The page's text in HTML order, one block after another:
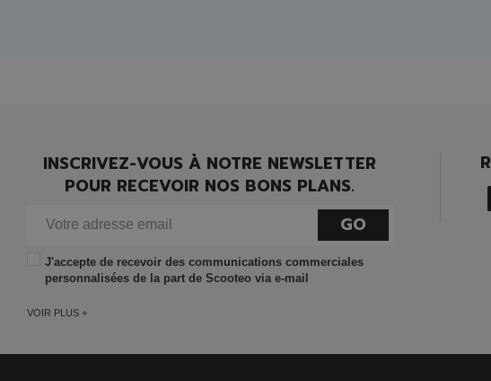
INSCRIVEZ-VOUS À NOTRE NEWSLETTER
POUR RECEVOIR NOS BONS PLANS.
GO
J'accepte de recevoir des communications commerciales
personnalisées de la part de Scooteo via e-mail
VOIR PLUS +